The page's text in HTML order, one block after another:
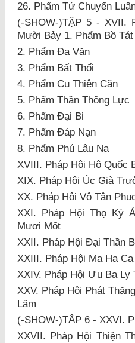
26. Phẩm Tứ Chuyển
(-SHOW-)TẬP 5 - XVII.
Mười Bảy 1. Phẩm Bồ Tát
2. Phẩm Đa Văn
3. Phẩm Bất Thối
4. Phẩm Cụ Thiện Căn
5. Phẩm Thần Thông Lực
6. Phẩm Đại Bi
7. Phẩm Đáp Nạn
8. Phẩm Phú Lâu Na
XVIII. Pháp Hội Hộ Quốc
XIX. Pháp Hội Úc Già
XX. Pháp Hội Vô Tận
XXI. Pháp Hội Thọ Ký
Mươi Mốt
XXII. Pháp Hội Đại Thần
XXIII. Pháp Hội Ma Ha
XXIV. Pháp Hội Ưu Ba
XXV. Pháp Hội Phát
Lăm
(-SHOW-)TẬP 6 - XXVI.
XXVII. Pháp Hội Thiện